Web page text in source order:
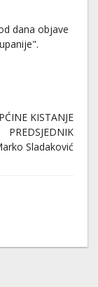
dana objave
KISTANJE
PREDSJEDNIK
Sladaković